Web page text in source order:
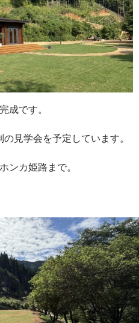
成です。
見学会を予定しています。
ンカ姫路まで。